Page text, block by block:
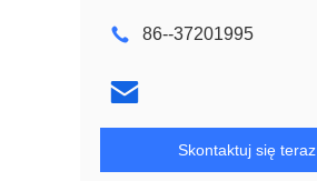
86--37201995
Skontaktuj się teraz